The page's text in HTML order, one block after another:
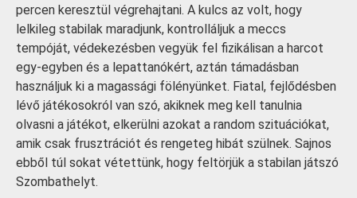
percen keresztül végrehajtani. A kulcs az volt, hogy
lelkileg stabilak maradjunk, kontrolláljuk a meccs
tempóját, védekezésben vegyük fel fizikálisan a harcot
egy-egyben és a lepattanókért, aztán támadásban
használjuk ki a magassági fölényünket. Fiatal, fejlődésben
lévő játékosokról van szó, akiknek meg kell tanulnia
olvasni a játékot, elkerülni azokat a random szituációkat,
amik csak frusztrációt és rengeteg hibát szülnek. Sajnos
ebből túl sokat vétettünk, hogy feltörjük a stabilan játszó
Szombathelyt.